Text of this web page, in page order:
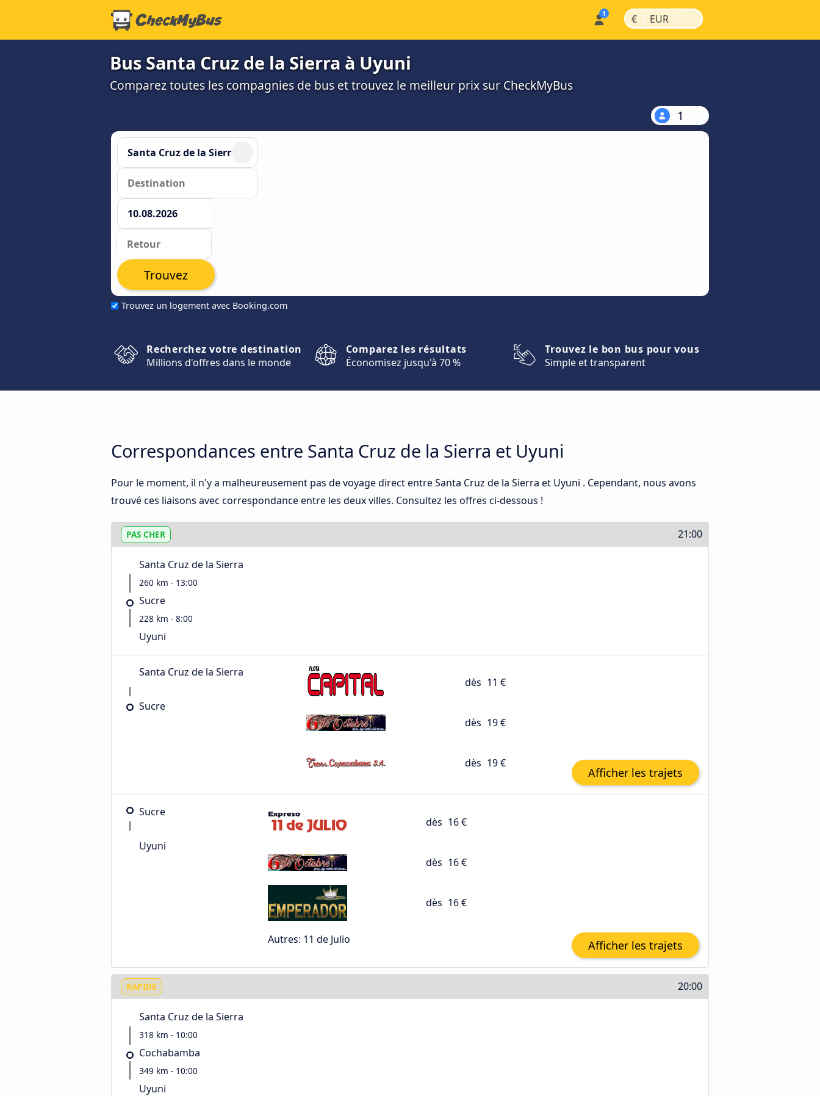
€ | EUR |
Bus Santa Cruz de la Sierra à Uyuni
Comparez toutes les compagnies de bus et trouvez le meilleur prix sur CheckMyBus
1
Trouvez un logement avec Booking.com
Trouvez
Recherchez votre destination
Millions d'offres dans le monde
Comparez les résultats
Économisez jusqu'à 70 %
Trouvez le bon bus pour vous
Simple et transparent
Correspondances entre Santa Cruz de la Sierra et Uyuni
Pour le moment, il n'y a malheureusement pas de voyage direct entre Santa Cruz de la Sierra et Uyuni . Cependant, nous avons
trouvé ces liaisons avec correspondance entre les deux villes. Consultez les offres ci-dessous !
PAS CHER 21:00
Santa Cruz de la Sierra
260 km - 13:00
Sucre
228 km - 8:00
Uyuni
Santa Cruz de la Sierra
Sucre
dès 11 €
dès 19 €
dès 19 €
Afficher les trajets
Sucre
Uyuni
dès 16 €
dès 16 €
dès 16 €
Autres: 11 de Julio Afficher les trajets
RAPIDE 20:00
Santa Cruz de la Sierra
318 km - 10:00
Cochabamba
349 km - 10:00
Uyuni